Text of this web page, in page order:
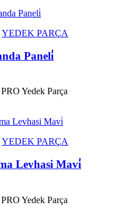
YEDEK PARÇA
Paneli̇
Yedek Parça
YEDEK PARÇA
Levhasi Mavi̇
Yedek Parça